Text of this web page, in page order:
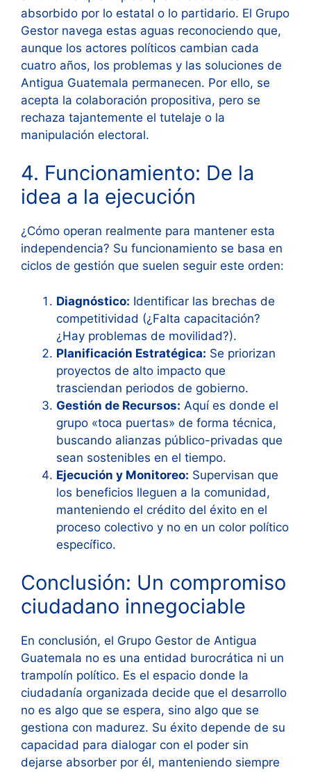
absorbido por lo estatal o lo partidario. El Grupo
Gestor navega estas aguas reconociendo que,
aunque los actores políticos cambian cada
cuatro años, los problemas y las soluciones de
Antigua Guatemala permanecen. Por ello, se
acepta la colaboración propositiva, pero se
rechaza tajantemente el tutelaje o la
manipulación electoral.
4. Funcionamiento: De la
idea a la ejecución
¿Cómo operan realmente para mantener esta
independencia? Su funcionamiento se basa en
ciclos de gestión que suelen seguir este orden:
Diagnóstico: Identificar las brechas de
competitividad (¿Falta capacitación?
¿Hay problemas de movilidad?).
Planificación Estratégica: Se priorizan
proyectos de alto impacto que
trasciendan periodos de gobierno.
Gestión de Recursos: Aquí es donde el
grupo «toca puertas» de forma técnica,
buscando alianzas público-privadas que
sean sostenibles en el tiempo.
Ejecución y Monitoreo: Supervisan que
los beneficios lleguen a la comunidad,
manteniendo el crédito del éxito en el
proceso colectivo y no en un color político
específico.
Conclusión: Un compromiso
ciudadano innegociable
En conclusión, el Grupo Gestor de Antigua
Guatemala no es una entidad burocrática ni un
trampolín político. Es el espacio donde la
ciudadanía organizada decide que el desarrollo
no es algo que se espera, sino algo que se
gestiona con madurez. Su éxito depende de su
capacidad para dialogar con el poder sin
dejarse absorber por él, manteniendo siempre